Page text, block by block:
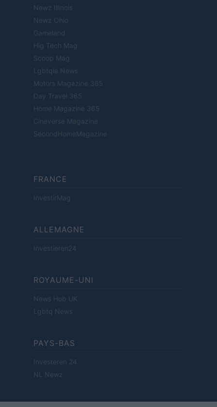
Newz Illinois
Newz Ohio
Gameland
Hig Tech Mag
Scoop Mag
Lgbtqia News
Motors Magazine 365
Day Travel 365
Home Magazine 365
Cineverse Magazine
SecondHomeMagazine
FRANCE
InvestirMag
ALLEMAGNE
Investieren24
ROYAUME-UNI
News Hub UK
Lgbtq News
PAYS-BAS
Investeren 24
NL Newz